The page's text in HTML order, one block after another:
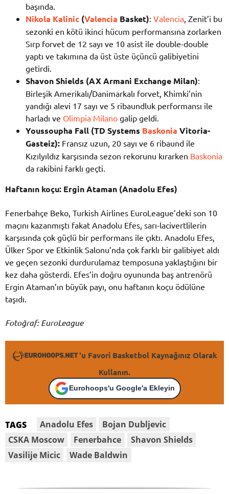
başında.
Nikola Kalinic (Valencia Basket): Valencia , Zenit’i bu
sezonki en kötü ikinci hücum performansına zorlarken
Sırp forvet de 12 sayı ve 10 asist ile double-double
yaptı ve takımına da üst üste üçüncü galibiyetini
getirdi.
Shavon Shields (AX Armani Exchange Milan):
Birleşik Amerikalı/Danimarkalı forvet, Khimki’nin
yandığı alevi 17 sayı ve 5 ribaundluk performansı ile
harladı ve Olimpia Milano galip geldi.
Youssoupha Fall (TD Systems Baskonia Vitoria-
Gasteiz): Fransız uzun, 20 sayı ve 6 ribaund ile
Kızılyıldız karşısında sezon rekorunu kırarken Baskonia
da rakibini farklı geçti.
Haftanın koçu: Ergin Ataman (Anadolu Efes)
Fenerbahçe Beko, Turkish Airlines EuroLeague’deki son 10
maçını kazanmıştı fakat Anadolu Efes, sarı-lacivertlilerin
karşısında çok güçlü bir performans ile çıktı. Anadolu Efes,
Ülker Spor ve Etkinlik Salonu’nda çok farklı bir galibiyet aldı
ve geçen sezonki durdurulamaz temposuna yaklaştığını bir
kez daha gösterdi. Efes’in doğru oyununda baş antrenörü
Ergin Ataman’ın büyük payı, onu haftanın koçu ödülüne
taşıdı.
Fotoğraf: EuroLeague
'u Favori Basketbol Kaynağınız Olarak
Kullanın.
Eurohoops'u Google'a Ekleyin
TAGS Anadolu Efes
Bojan Dubljevic
CSKA Moscow
Fenerbahce
Shavon Shields
Vasilije Micic
Wade Baldwin